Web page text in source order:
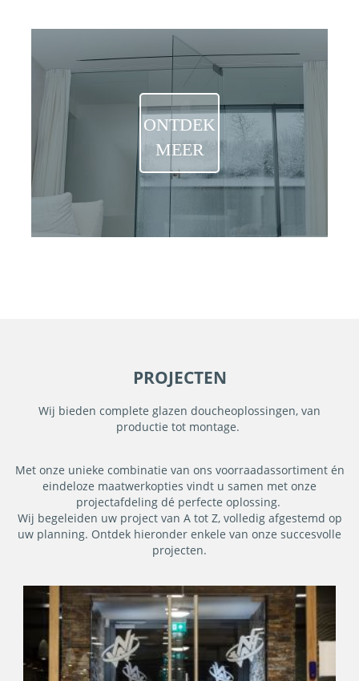
ONTDEK
MEER
PROJECTEN
Wij bieden complete glazen doucheoplossingen, van
productie tot montage.
Met onze unieke combinatie van ons voorraadassortiment én
eindeloze maatwerkopties vindt u samen met onze
projectafdeling dé perfecte oplossing.
Wij begeleiden uw project van A tot Z, volledig afgestemd op
uw planning. Ontdek hieronder enkele van onze succesvolle
projecten.